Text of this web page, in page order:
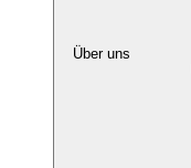
Über uns